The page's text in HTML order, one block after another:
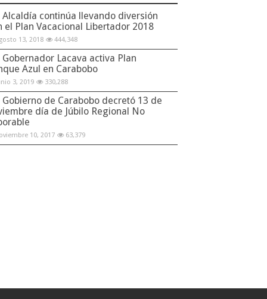
Alcaldía continúa llevando diversión
el Plan Vacacional Libertador 2018
13, 2018 444,348
Gobernador Lacava activa Plan
Azul en Carabobo
3, 2019 330,288
Gobierno de Carabobo decretó 13 de
día de Júbilo Regional No
10, 2017 63,379